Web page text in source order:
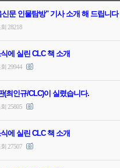
문 인물탐방" 기사 소개 해 드립니다
28218
에 실린 CLC 책 소개
29944
(최인규/CLC)이 실렸습니다.
25805
에 실린 CLC 책 소개
27507